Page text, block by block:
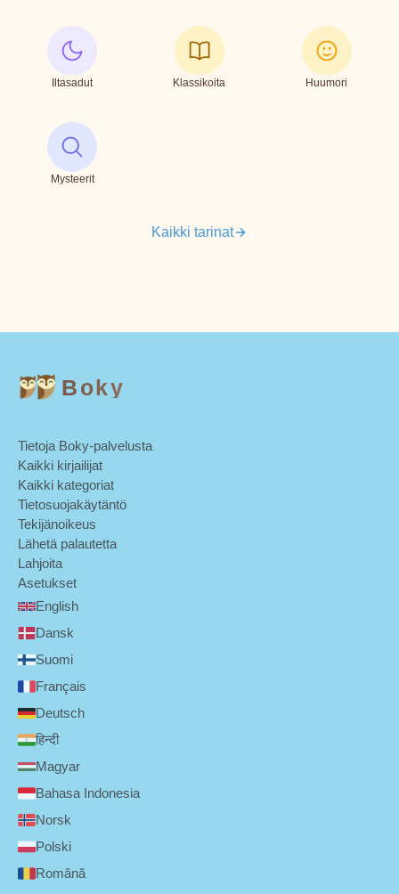
Iltasadut Klassikoita Huumori
Mysteerit
Kaikki tarinat
Boky
Tietoja Boky-palvelusta
Kaikki kirjailijat
Kaikki kategoriat
Tietosuojakäytäntö
Tekijänoikeus
Lähetä palautetta
Lahjoita
Asetukset
English
Dansk
Suomi
Français
Deutsch
हिन्दी
Magyar
Bahasa Indonesia
Norsk
Polski
Română